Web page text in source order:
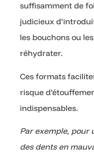
suffisamment de
judicieux
les bouchons ou
réhydrater.
Ces formats
risque
indispensables.
Par exemple, pour
des dents en